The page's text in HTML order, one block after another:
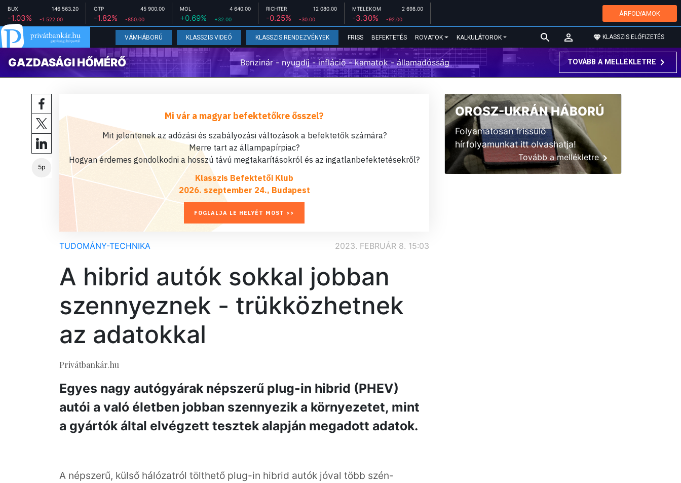
BUX 146 563.20
-1.03% -1 522.00
OTP 45 900.00
-1.82% -850.00
MOL 4 640.00
+0.69% +32.00
RICHTER 12 080.00
-0.25% -30.00
MTELEKOM 2 698.00
-3.30% -92.00
ÁRFOLYAMOK
VÁMHÁBORÚ KLASSZIS VIDEÓ KLASSZIS RENDEZVÉNYEK FRISS BEFEKTETÉS ROVATOK KALKULÁTOROK KLASSZIS ELŐFIZETÉS
GAZDASÁGI HŐMÉRŐ Benzinár - nyugdíj - infláció - kamatok - államadósság TOVÁBB A MELLÉKLETRE
5p
Mi vár a magyar befektetőkre ősszel?
Mit jelentenek az adózási és szabályozási változások a befektetők számára?
Merre tart az állampapírpiac?
Hogyan érdemes gondolkodni a hosszú távú megtakarításokról és az ingatlanbefektetésekről?
Klasszis Befektetői Klub
2026. szeptember 24., Budapest
FOGLALJA LE HELYÉT MOST >>
TUDOMÁNY-TECHNIKA 2023. FEBRUÁR 8. 15:03
A hibrid autók sokkal jobban
szennyeznek - trükközhetnek
az adatokkal
Privátbankár.hu
Egyes nagy autógyárak népszerű plug-in hibrid (PHEV)
autói a való életben jobban szennyezik a környezetet, mint
a gyártók által elvégzett tesztek alapján megadott adatok.
A népszerű, külső hálózatról tölthető plug-in hibrid autók jóval több szén-
OROSZ-UKRÁN HÁBORÚ
Folyamatosan frissülő
hírfolyamunkat itt olvashatja!
Tovább a mellékletre